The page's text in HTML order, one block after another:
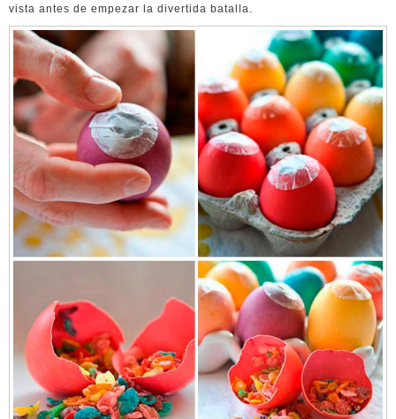
vista antes de empezar la divertida batalla.